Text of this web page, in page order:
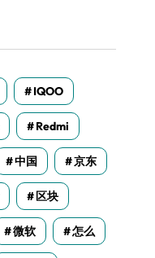
IQOO
Redmi
中国 京东
区块
微软 怎么